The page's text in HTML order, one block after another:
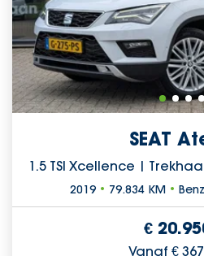
SEAT
1.5 TSI Xcellence |
2019 • 79.834 KM •
€
Vanaf €